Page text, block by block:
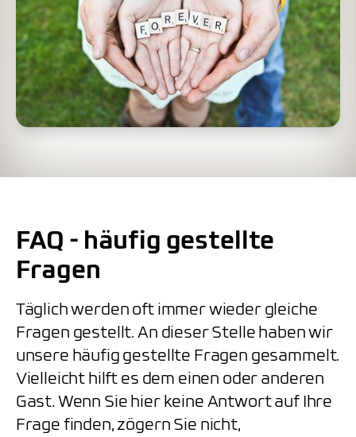
FAQ - häufig gestellte
Fragen
Täglich werden oft immer wieder gleiche
Fragen gestellt. An dieser Stelle haben wir
unsere häufig gestellte Fragen gesammelt.
Vielleicht hilft es dem einen oder anderen
Gast. Wenn Sie hier keine Antwort auf Ihre
Frage finden, zögern Sie nicht,